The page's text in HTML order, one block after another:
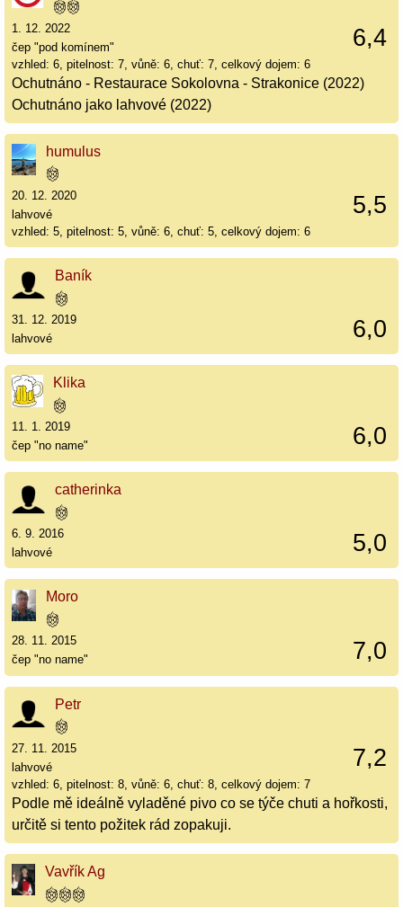
6,4
1. 12. 2022
čep "pod komínem"
vzhled: 6, pitelnost: 7, vůně: 6, chuť: 7, celkový dojem: 6
Ochutnáno - Restaurace Sokolovna - Strakonice (2022)
Ochutnáno jako lahvové (2022)
humulus
5,5
20. 12. 2020
lahvové
vzhled: 5, pitelnost: 5, vůně: 6, chuť: 5, celkový dojem: 6
Baník
6,0
31. 12. 2019
lahvové
Klika
6,0
11. 1. 2019
čep "no name"
catherinka
5,0
6. 9. 2016
lahvové
Moro
7,0
28. 11. 2015
čep "no name"
Petr
7,2
27. 11. 2015
lahvové
vzhled: 6, pitelnost: 8, vůně: 6, chuť: 8, celkový dojem: 7
Podle mě ideálně vyladěné pivo co se týče chuti a hořkosti,
určitě si tento požitek rád zopakuji.
Vavřík Ag